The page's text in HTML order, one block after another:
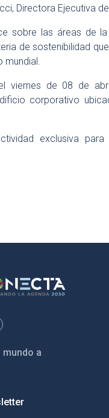
Directora Ejecutiva
sobre las áreas de
de sostenibilidad
mundial.
viernes de 08 de
corporativo
exclusiva
a